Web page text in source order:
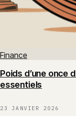
Finance
Poids d’une once
essentiels
23 JANVIER 2026